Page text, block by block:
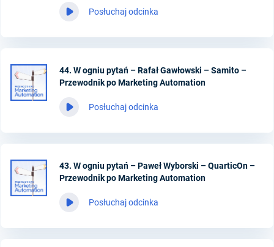
Posłuchaj odcinka
44. W ogniu pytań – Rafał Gawłowski – Samito –
Przewodnik po Marketing Automation
Posłuchaj odcinka
43. W ogniu pytań – Paweł Wyborski – QuarticOn –
Przewodnik po Marketing Automation
Posłuchaj odcinka